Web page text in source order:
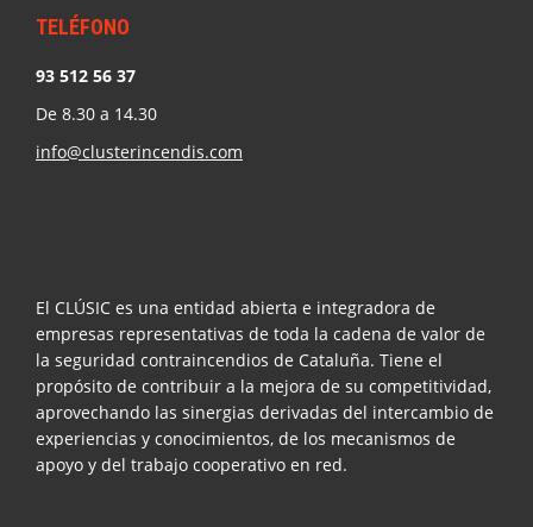
TELÉFONO
93 512 56 37
De 8.30 a 14.30
info@clusterincendis.com
El CLÚSIC es una entidad abierta e integradora de
empresas representativas de toda la cadena de valor de
la seguridad contraincendios de Cataluña. Tiene el
propósito de contribuir a la mejora de su competitividad,
aprovechando las sinergias derivadas del intercambio de
experiencias y conocimientos, de los mecanismos de
apoyo y del trabajo cooperativo en red.